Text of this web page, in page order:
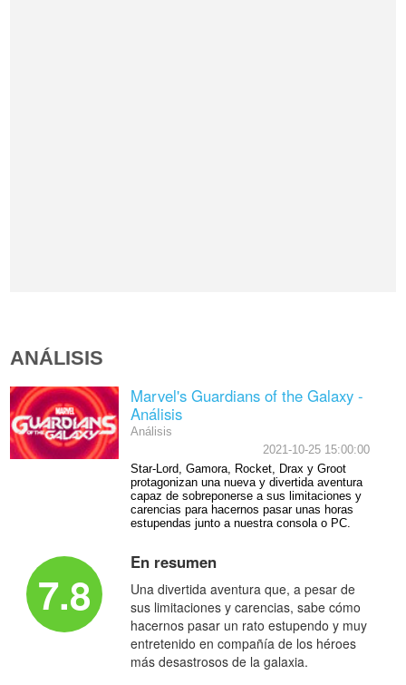
ANÁLISIS
Marvel's Guardians of the Galaxy -
Análisis
Análisis
2021-10-25 15:00:00
Star-Lord, Gamora, Rocket, Drax y Groot
protagonizan una nueva y divertida aventura
capaz de sobreponerse a sus limitaciones y
carencias para hacernos pasar unas horas
estupendas junto a nuestra consola o PC.
7.8
En resumen
Una divertida aventura que, a pesar de
sus limitaciones y carencias, sabe cómo
hacernos pasar un rato estupendo y muy
entretenido en compañía de los héroes
más desastrosos de la galaxia.